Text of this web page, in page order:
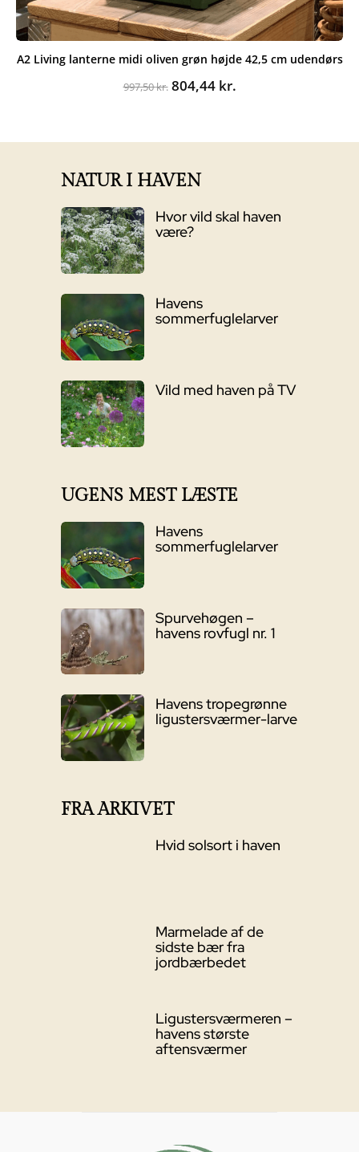
A2 Living lanterne midi oliven grøn højde 42,5 cm udendørs
997,50kr. Den
804,44 kr.Den
NATUR I HAVEN
Hvor vild skal haven
være?
Havens
sommerfuglelarver
Vild med haven på TV
UGENS MEST LÆSTE
Havens
sommerfuglelarver
Spurvehøgen –
havens rovfugl nr. 1
Havens tropegrønne
ligustersværmer-larve
FRA ARKIVET
Hvid solsort i haven
Marmelade af de
sidste bær fra
jordbærbedet
Ligustersværmeren –
havens største
aftensværmer